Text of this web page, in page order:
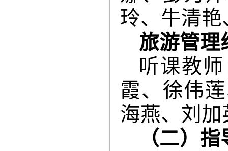
玲、牛清
旅游管理
听课教
霞、徐伟
海燕、刘
（二）